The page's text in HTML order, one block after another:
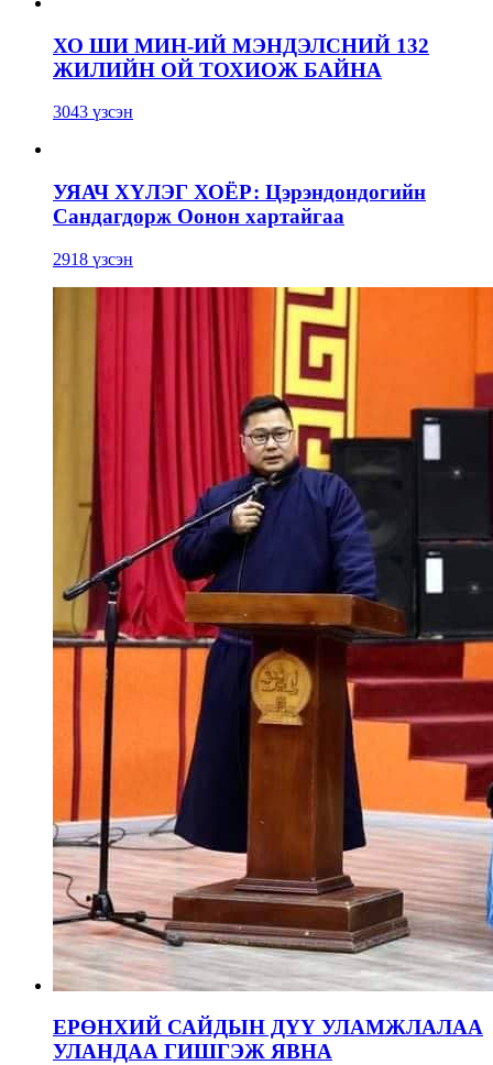
ХО ШИ МИН-ИЙ МЭНДЭЛСНИЙ 132
ЖИЛИЙН ОЙ ТОХИОЖ БАЙНА
3043 үзсэн
УЯАЧ ХҮЛЭГ ХОЁР: Цэрэндондогийн
Сандагдорж Оонон хартайгаа
2918 үзсэн
ЕРӨНХИЙ САЙДЫН ДҮҮ УЛАМЖЛАЛАА
УЛАНДАА ГИШГЭЖ ЯВНА